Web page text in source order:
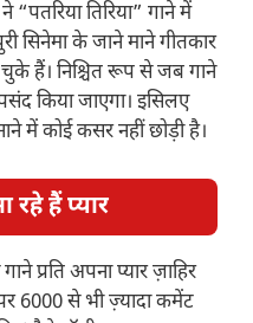
“पतरिया तिरिया” गाने में
सिनेमा के जाने माने गीतकार
हैं। निश्चित रूप से जब गाने
किया जाएगा। इसिलए
में कोई कसर नहीं छोड़ी है।
हैं प्यार
प्रति अपना प्यार ज़ाहिर
6000 से भी ज़्यादा कमेंट